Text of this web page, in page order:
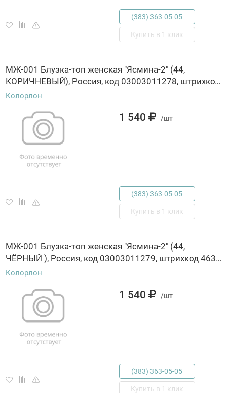
(383) 363-05-05
Купить в 1 клик
МЖ-001 Блузка-топ женская "Ясмина-2" (44,
КОРИЧНЕВЫЙ), Россия, код 03003011278, штрихкод 463029845493, артикул МЖ-001
Колорлон
1 540 /шт
(383) 363-05-05
Купить в 1 клик
МЖ-001 Блузка-топ женская "Ясмина-2" (44,
ЧЁРНЫЙ ), Россия, код 03003011279, штрихкод 463029845499, артикул МЖ-001
Колорлон
1 540 /шт
(383) 363-05-05
Купить в 1 клик